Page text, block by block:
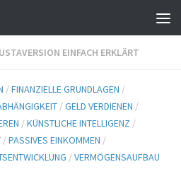
EINFACH ERKLÄRT
/FINANZIELLE GRUNDLAGEN /
/GELD VERDIENEN /
/KÜNSTLICHE INTELLIGENZ /
/PASSIVES EINKOMMEN /
/VERMÖGENSAUFBAU